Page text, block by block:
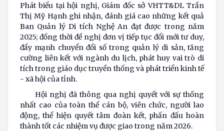
Phát biểu tại hội nghị, Giám đốc sở VHTT&DL Trần
Thị Mỹ Hạnh ghi nhận, đánh giá cao những kết quả
Ban Quản lý Di tích Nghệ An đạt được trong năm
2025; đồng thời đề nghị đơn vị tiếp tục đổi mới tư duy,
đẩy mạnh chuyển đổi số trong quản lý di sản, tăng
cường liên kết với ngành du lịch, phát huy vai trò di
tích trong giáo dục truyền thống và phát triển kinh tế
- xã hội của tỉnh.
Hội nghị đã thông qua nghị quyết với sự thống
nhất cao của toàn thể cán bộ, viên chức, người lao
động, thể hiện quyết tâm đoàn kết, phấn đấu hoàn
thành tốt các nhiệm vụ được giao trong năm 2026.